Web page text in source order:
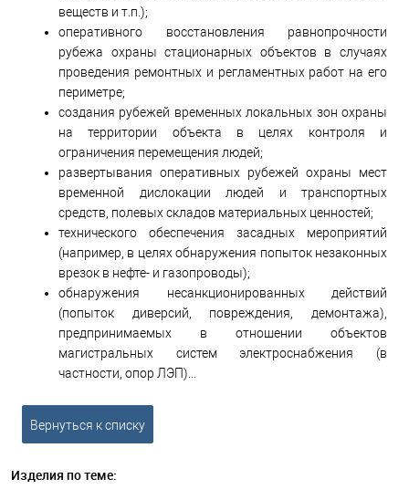
веществ и т.п.);
оперативного восстановления равнопрочности
рубежа охраны стационарных объектов в случаях
проведения ремонтных и регламентных работ на его
периметре;
создания рубежей временных локальных зон охраны
на территории объекта в целях контроля и
ограничения перемещения людей;
развертывания оперативных рубежей охраны мест
временной дислокации людей и транспортных
средств, полевых складов материальных ценностей;
технического обеспечения засадных мероприятий
(например, в целях обнаружения попыток незаконных
врезок в нефте- и газопроводы);
обнаружения несанкционированных действий
(попыток диверсий, повреждения, демонтажа),
предпринимаемых в отношении объектов
магистральных систем электроснабжения (в
частности, опор ЛЭП)...
Вернуться к списку
Изделия по теме: